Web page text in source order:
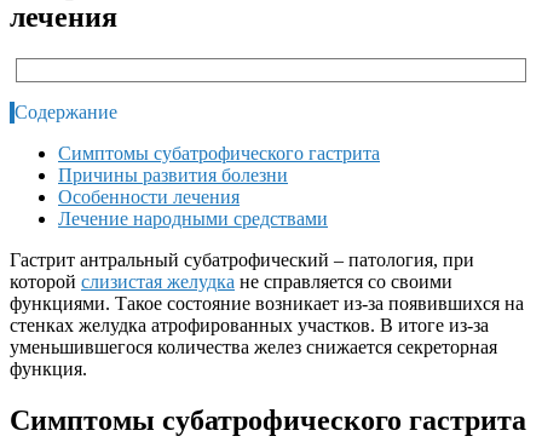
лечения
Содержание
Симптомы субатрофического гастрита
Причины развития болезни
Особенности лечения
Лечение народными средствами
Гастрит антральный субатрофический – патология, при
которой слизистая желудка не справляется со своими
функциями. Такое состояние возникает из-за появившихся на
стенках желудка атрофированных участков. В итоге из-за
уменьшившегося количества желез снижается секреторная
функция.
Симптомы субатрофического гастрита